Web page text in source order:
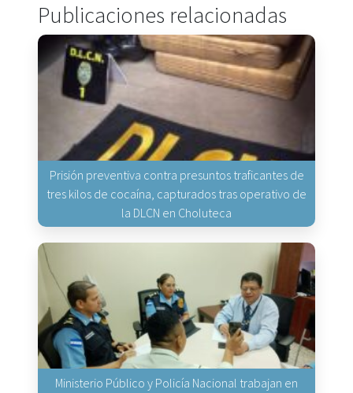
Publicaciones relacionadas
Prisión preventiva contra presuntos traficantes de
tres kilos de cocaína, capturados tras operativo de
la DLCN en Choluteca
Ministerio Público y Policía Nacional trabajan en